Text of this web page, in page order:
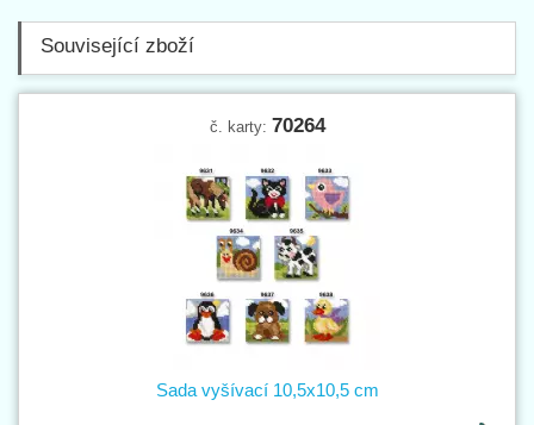
Související zboží
č. karty: 70264
Sada vyšívací 10,5x10,5 cm